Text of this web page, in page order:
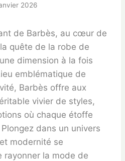
2026
de Barbès, au cœur de
quête de la robe de
dimension à la fois
emblématique de
Barbès offre aux
vivier de styles,
où chaque étoffe
dans un univers
modernité se
rayonner la mode de